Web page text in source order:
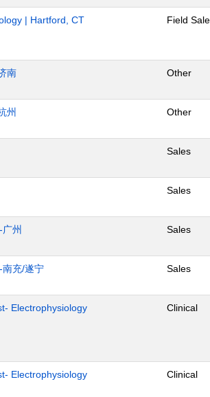
| Hartford, CT Field
南 Other
州 Other
Sales
Sales
广州 Sales
南充/遂宁 Sales
Electrophysiology Clinical
Electrophysiology Clinical